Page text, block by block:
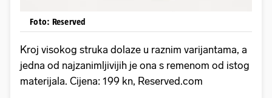
Foto: Reserved
Kroj visokog struka dolaze u raznim varijantama, a
jedna od najzanimljivijih je ona s remenom od istog
materijala. Cijena: 199 kn, Reserved.com